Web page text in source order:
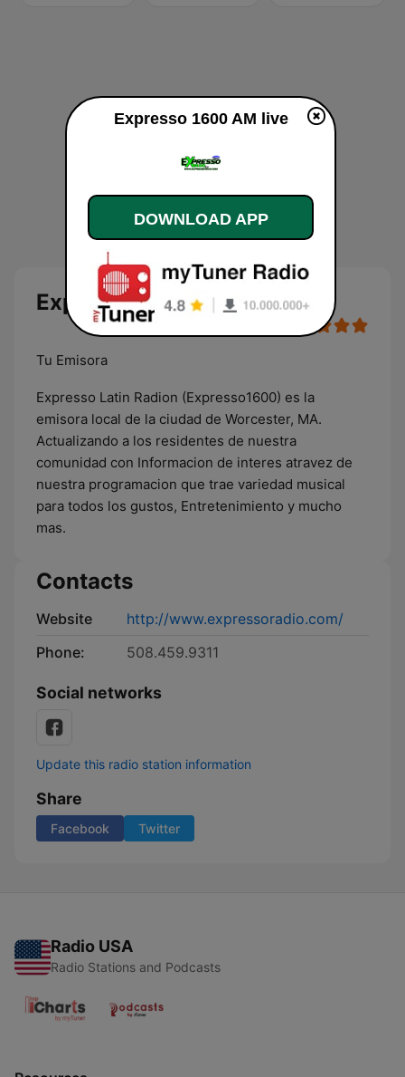
Expresso 1600 AM live
Tu Emisora
Expresso Latin Radion (Expresso1600) es la
emisora local de la ciudad de Worcester, MA.
Actualizando a los residentes de nuestra
comunidad con Informacion de interes atravez de
nuestra programacion que trae variedad musical
para todos los gustos, Entretenimiento y mucho
mas.
Contacts
Website
http://www.expressoradio.com/
Phone:
508.459.9311
Social networks
Update this radio station information
Share
Facebook Twitter
Radio USA
Radio Stations and Podcasts
Expresso 1600 AM live
DOWNLOAD APP